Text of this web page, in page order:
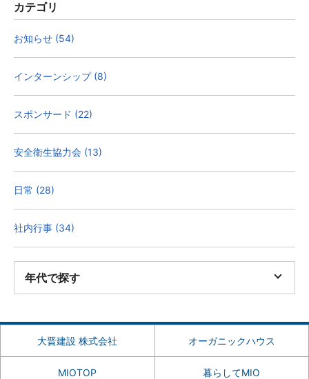
カテゴリ
お知らせ (54)
インターンシップ (8)
スポンサード (22)
安全衛生協力会 (13)
日常 (28)
社内行事 (34)
年代で探す
大晋建設 株式会社 オーガニックハウス
MIOTOP 暮らしてMIO